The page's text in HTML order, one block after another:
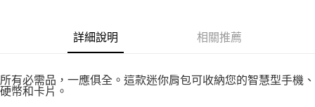
詳細說明 相關推薦
所有必需品，一應俱全。這款迷你肩包可收納您的智慧型手機、
硬幣和卡片。